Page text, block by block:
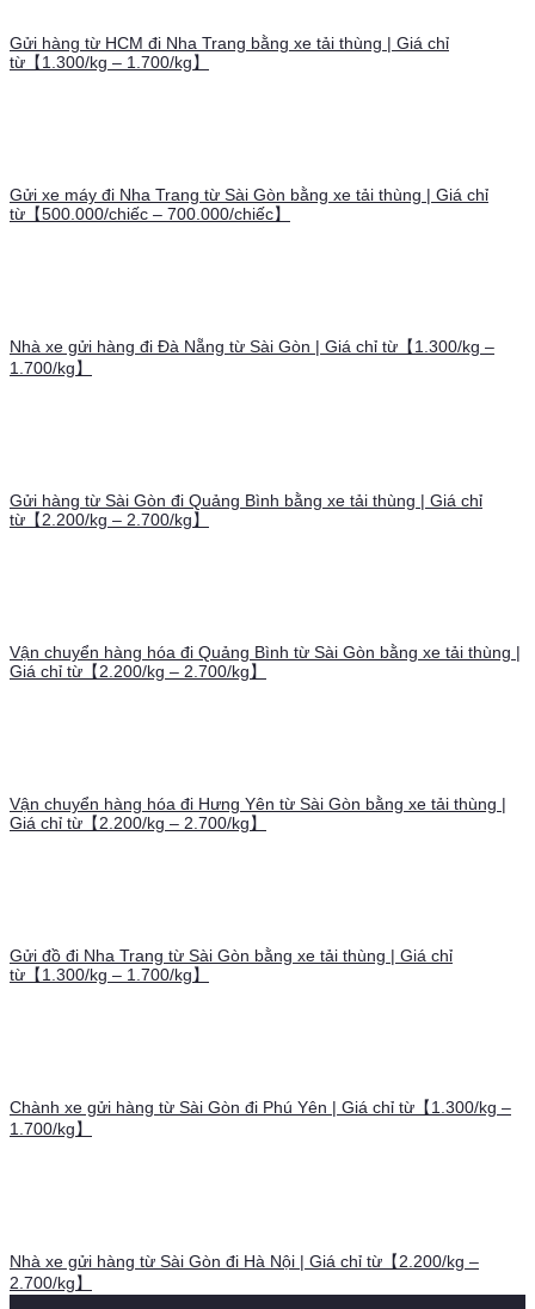
Gửi hàng từ HCM đi Nha Trang bằng xe tải thùng | Giá chỉ
từ【1.300/kg – 1.700/kg】
Gửi xe máy đi Nha Trang từ Sài Gòn bằng xe tải thùng | Giá chỉ
từ【500.000/chiếc – 700.000/chiếc】
Nhà xe gửi hàng đi Đà Nẵng từ Sài Gòn | Giá chỉ từ【1.300/kg –
1.700/kg】
Gửi hàng từ Sài Gòn đi Quảng Bình bằng xe tải thùng | Giá chỉ
từ【2.200/kg – 2.700/kg】
Vận chuyển hàng hóa đi Quảng Bình từ Sài Gòn bằng xe tải thùng |
Giá chỉ từ【2.200/kg – 2.700/kg】
Vận chuyển hàng hóa đi Hưng Yên từ Sài Gòn bằng xe tải thùng |
Giá chỉ từ【2.200/kg – 2.700/kg】
Gửi đồ đi Nha Trang từ Sài Gòn bằng xe tải thùng | Giá chỉ
từ【1.300/kg – 1.700/kg】
Chành xe gửi hàng từ Sài Gòn đi Phú Yên | Giá chỉ từ【1.300/kg –
1.700/kg】
Nhà xe gửi hàng từ Sài Gòn đi Hà Nội | Giá chỉ từ【2.200/kg –
2.700/kg】